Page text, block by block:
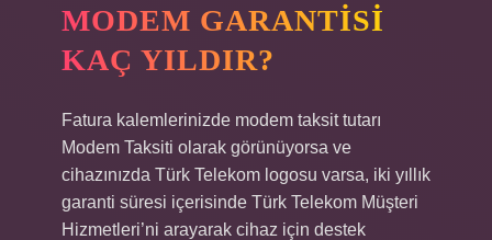
MODEM GARANTISI
KAÇ YILDIR?
Fatura kalemlerinizde modem taksit tutarı
Modem Taksiti olarak görünüyorsa ve
cihazınızda Türk Telekom logosu varsa, iki yıllık
garanti süresi içerisinde Türk Telekom Müşteri
Hizmetleri’ni arayarak cihaz için destek